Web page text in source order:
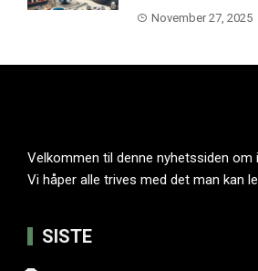
November 27, 2025
Velkommen til denne nyhetssiden
Vi håper alle trives med det man kan
SISTE